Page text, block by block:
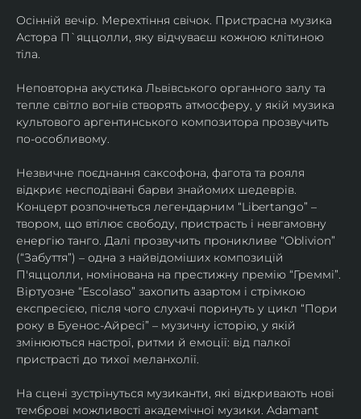
Осінній вечір. Мерехтіння свічок. Пристрасна музика
Астора П`яццолли, яку відчуваєш кожною клітиною
тіла.
Неповторна акустика Львівського органного залу та
тепле світло вогнів створять атмосферу, у якій музика
культового аргентинського композитора прозвучить
по-особливому.
Незвичне поєднання саксофона, фагота та рояля
відкриє несподівані барви знайомих шедеврів.
Концерт розпочнеться легендарним “Libertango” –
твором, що втілює свободу, пристрасть і невгамовну
енергію танго. Далі прозвучить проникливе “Oblivion”
(“Забуття”) – одна з найвідоміших композицій
П'яццолли, номінована на престижну премію “Греммі”.
Віртуозне “Escolaso” захопить азартом і стрімкою
експресією, після чого слухачі поринуть у цикл “Пори
року в Буенос-Айресі” – музичну історію, у якій
змінюються настрої, ритми й емоції: від палкої
пристрасті до тихої меланхолії.
На сцені зустрінуться музиканти, які відкривають нові
темброві можливості академічної музики. Adamant